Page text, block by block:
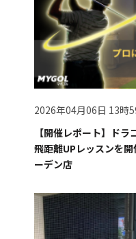
2026年04月06日 13時
【開催レポート】ド
飛距離UPレッスンを
ーデン店